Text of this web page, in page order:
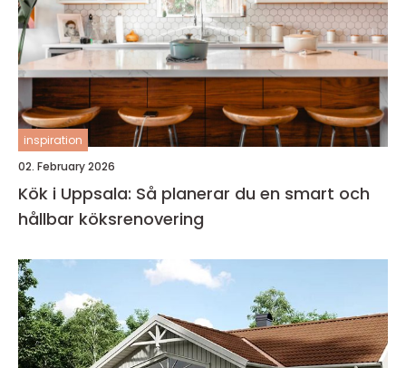
inspiration
02. February 2026
Kök i Uppsala: Så planerar du en smart och
hållbar köksrenovering